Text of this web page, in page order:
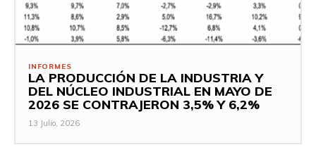
INFORMES
LA PRODUCCIÓN DE LA INDUSTRIA Y
DEL NÚCLEO INDUSTRIAL EN MAYO DE
2026 SE CONTRAJERON 3,5% Y 6,2%
13 Julio, 2026